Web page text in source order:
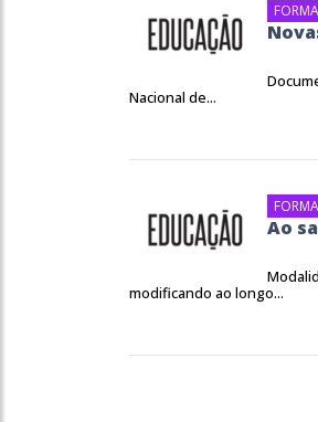
Nacional de...
Ao
modificando ao longo...